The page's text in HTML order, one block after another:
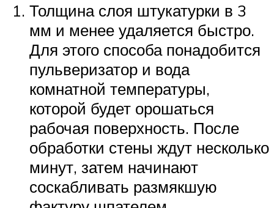
Толщина слоя штукатурки в 3
мм и менее удаляется быстро.
Для этого способа понадобится
пульверизатор и вода
комнатной температуры,
которой будет орошаться
рабочая поверхность. После
обработки стены ждут несколько
минут, затем начинают
соскабливать размякшую